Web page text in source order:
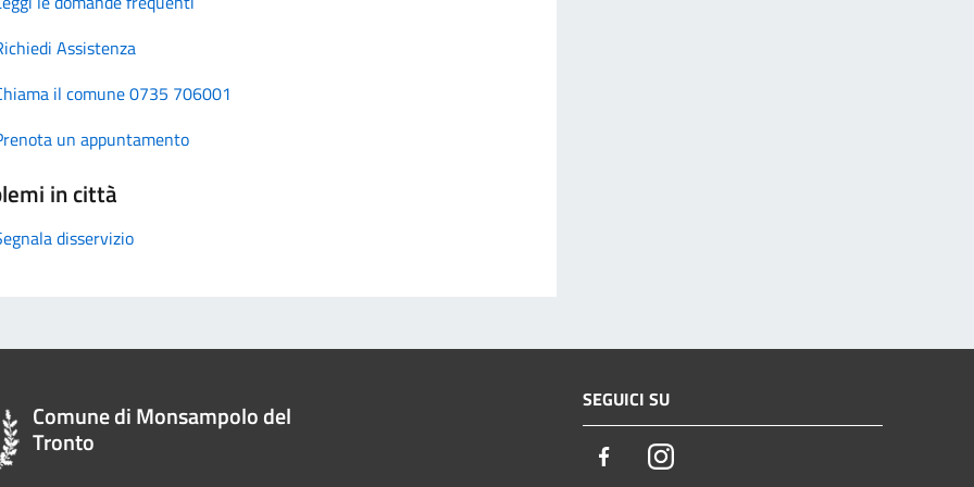
Assistenza
il comune 0735 706001
un appuntamento
in città
disservizio
Comune di Monsampolo del
Tronto
SEGUICI SU
FacebookInstagram